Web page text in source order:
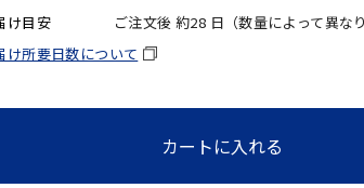
け目安
ご注文後 約28 日（数量によって異な
け所要日数について
カートに入れる